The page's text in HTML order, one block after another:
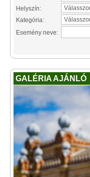
Helyszín:
Kategória:
Esemény neve:
GALÉRIA AJÁNLÓ